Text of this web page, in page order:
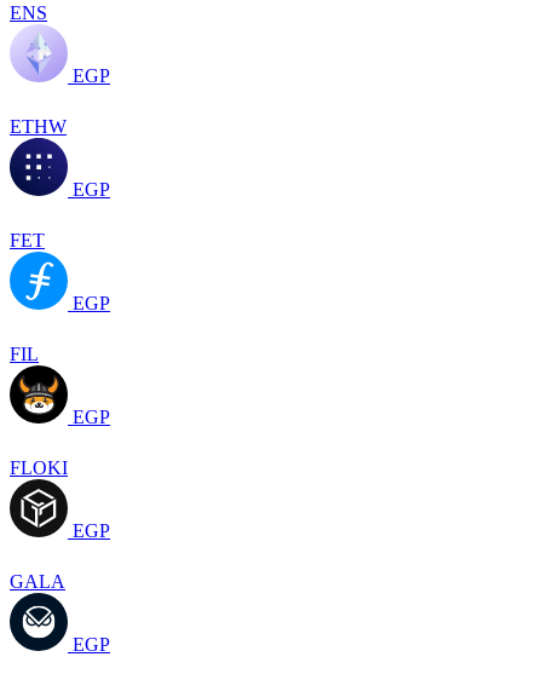
ENS
EGP
ETHW
EGP
FET
EGP
FIL
EGP
FLOKI
EGP
GALA
EGP